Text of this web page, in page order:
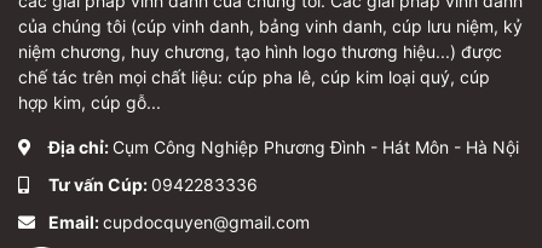
của chúng tôi (cúp vinh danh, bảng vinh danh, cúp lưu niệm, kỷ
niệm chương, huy chương, tạo hình logo thương hiệu...) được
chế tác trên mọi chất liệu: cúp pha lê, cúp kim loại quý, cúp
hợp kim, cúp gỗ...
Địa chỉ: Cụm Công Nghiệp Phương Đình - Hát Môn - Hà Nội
Tư vấn Cúp:0942283336
Email:cupdocquyen@gmail.com